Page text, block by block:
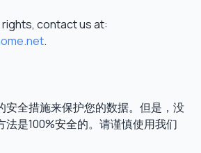
contact us at:
.
安全措施来保护您的数据。但是，没
法是100%安全的。请谨慎使用我们